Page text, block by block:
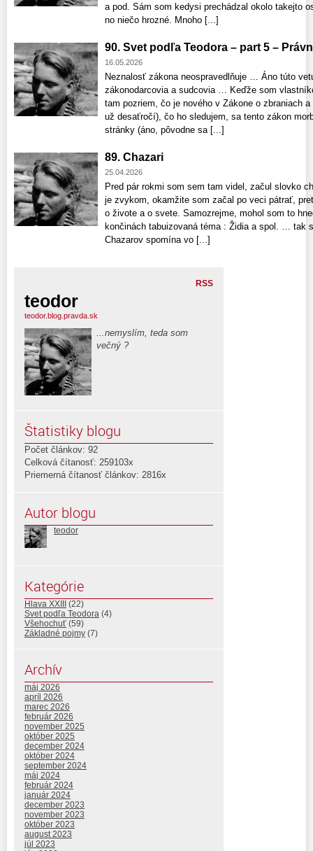
a pod. Sám som kedysi prechádzal okolo takejto
no niečo hrozné. Mnoho [...]
90. Svet podľa Teodora – part 5 –
16.05.2026
Neznalosť zákona neospravedlňuje … Áno túto
zákonodarcovia a sudcovia … Keďže som
tam pozriem, čo je nového v Zákone o zbraniach
už desaťročí), čo ho sledujem, sa tento zákon
stránky (áno, pôvodne sa [...]
89. Chazari
25.04.2026
Pred pár rokmi som sem tam videl, začul slovko
je zvykom, okamžite som začal po veci pátrať,
o živote a o svete. Samozrejme, mohol som to
končinách tabuizovaná téma : Židia a spol. … tak
Chazarov spomína vo [...]
RSS
teodor
teodor.blog.pravda.sk
...nemyslím, teda som
večný ?
Štatistiky blogu
Počet článkov: 92
Celková čítanosť: 259103x
Priemerná čítanosť článkov: 2816x
Autor blogu
teodor
Kategórie
Hlava XXIII
(22)
Svet podľa Teodora (4)
Všehochuť (59)
Základné pojmy (7)
Archív
máj 2026
apríl 2026
marec 2026
február 2026
november 2025
október 2025
december 2024
október 2024
september 2024
máj 2024
február 2024
január 2024
december 2023
november 2023
október 2023
august 2023
júl 2023